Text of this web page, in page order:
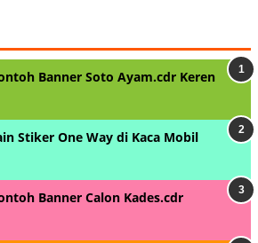
Banner Soto Ayam.cdr Keren
Stiker One Way di Kaca Mobil
Banner Calon Kades.cdr